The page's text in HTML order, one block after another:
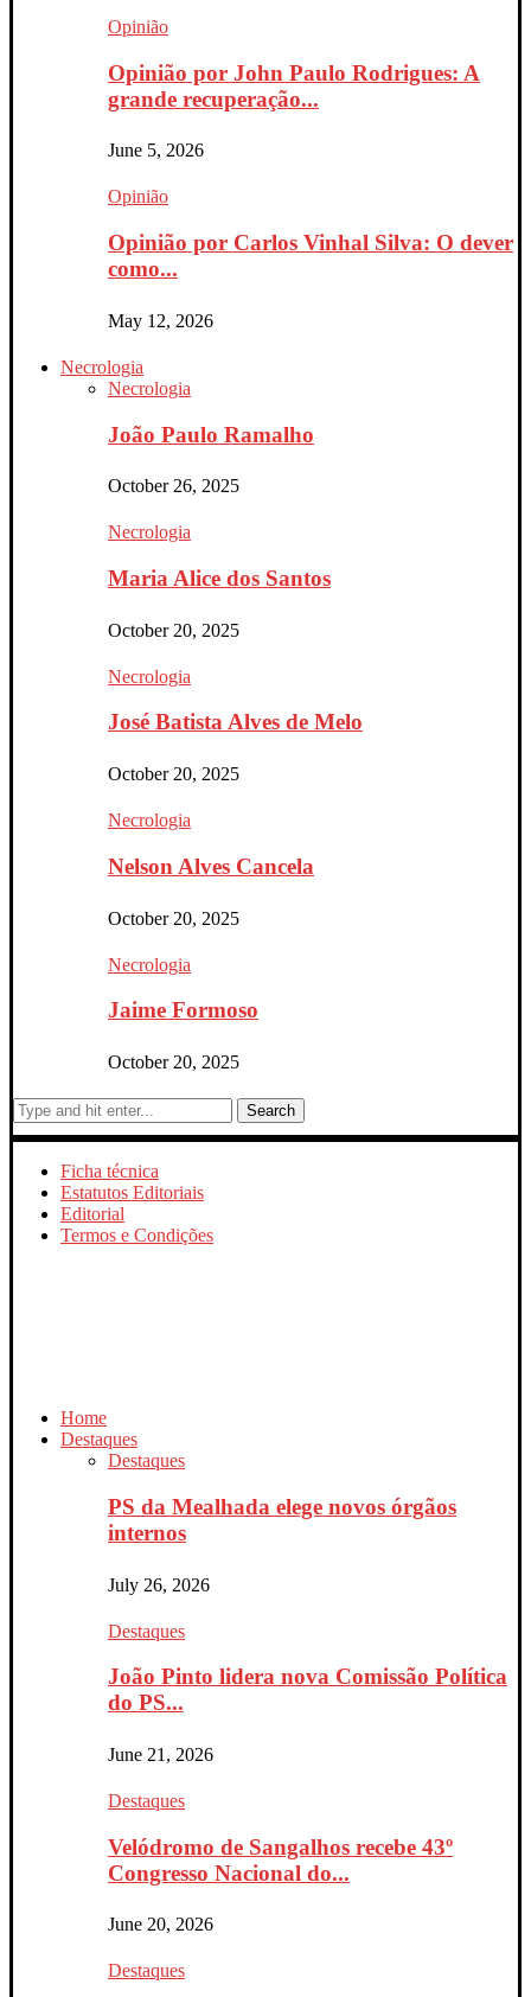
Opinião
Opinião por John Paulo Rodrigues: A
grande recuperação...
June 5, 2026
Opinião
Opinião por Carlos Vinhal Silva: O dever
como...
May 12, 2026
Necrologia
Necrologia
João Paulo Ramalho
October 26, 2025
Necrologia
Maria Alice dos Santos
October 20, 2025
Necrologia
José Batista Alves de Melo
October 20, 2025
Necrologia
Nelson Alves Cancela
October 20, 2025
Necrologia
Jaime Formoso
October 20, 2025
Search
Ficha técnica
Estatutos Editoriais
Editorial
Termos e Condições
Home
Destaques
Destaques
PS da Mealhada elege novos órgãos
internos
July 26, 2026
Destaques
João Pinto lidera nova Comissão Política
do PS...
June 21, 2026
Destaques
Velódromo de Sangalhos recebe 43º
Congresso Nacional do...
June 20, 2026
Destaques